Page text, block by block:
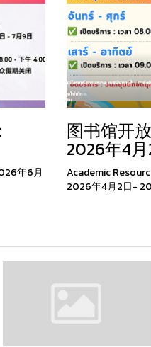
年6月
图书馆开
2026年4
A cademic
2026年4月2日-